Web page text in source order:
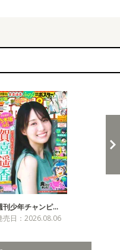
刊少年チャンピ…
売日：2026.08.06